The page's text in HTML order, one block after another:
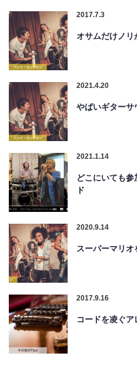
2017.7.3
オサムだけノリ
2021.4.20
やばいギターサ
2021.1.14
どこにいても
ド
2020.9.14
スーパーマリオ
2017.9.16
コードを凌ぐ